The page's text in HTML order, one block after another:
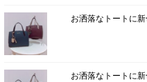
お洒落なトートに
お洒落なトートに